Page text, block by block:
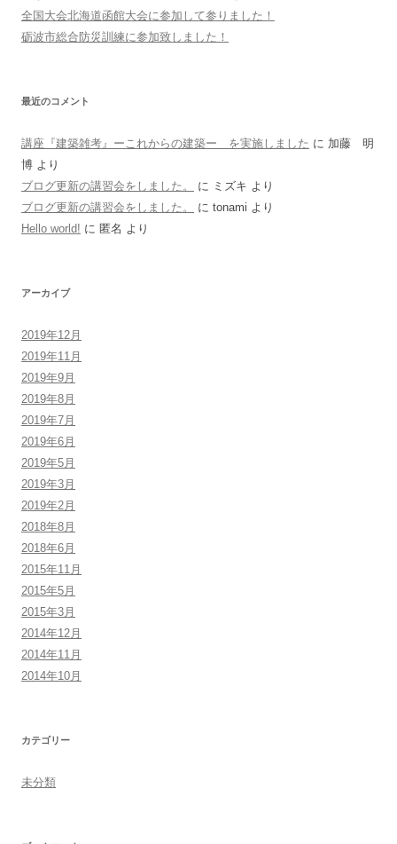
全国大会北海道函館大会に参加して参りました！
砺波市総合防災訓練に参加致しました！
最近のコメント
講座『建築雑考』ーこれからの建築ー を実施しました に 加藤 明
博 より
ブログ更新の講習会をしました。
に ミズキ より
ブログ更新の講習会をしました。
に tonami より
Hello world! に 匿名 より
アーカイブ
2019年12月
2019年11月
2019年9月
2019年8月
2019年7月
2019年6月
2019年5月
2019年3月
2019年2月
2018年8月
2018年6月
2015年11月
2015年5月
2015年3月
2014年12月
2014年11月
2014年10月
カテゴリー
未分類